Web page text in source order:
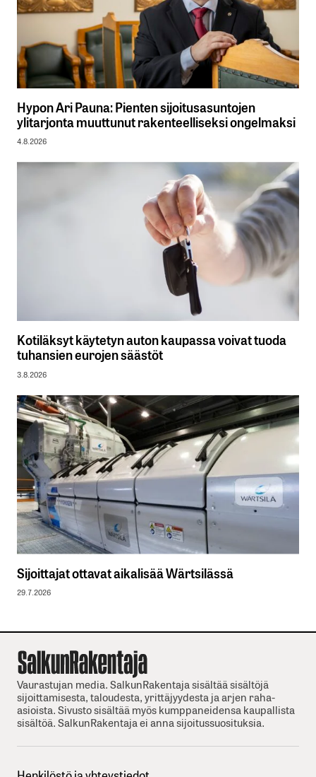
Hypon Ari Pauna: Pienten sijoitusasuntojen
ylitarjonta muuttunut rakenteelliseksi ongelmaksi
4.8.2026
Kotiläksyt käytetyn auton kaupassa voivat tuoda
tuhansien eurojen säästöt
3.8.2026
Sijoittajat ottavat aikalisää Wärtsilässä
29.7.2026
Vaurastujan media. SalkunRakentaja sisältää sisältöjä
sijoittamisesta, taloudesta, yrittäjyydesta ja arjen raha-
asioista. Sivusto sisältää myös kumppaneidensa kaupallista
sisältöä. SalkunRakentaja ei anna sijoitussuosituksia.